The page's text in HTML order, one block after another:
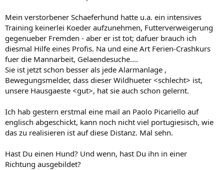
Mein verstorbener Schaeferhund hatte u.a. ein intensives
Training keinerlei Koeder aufzunehmen, Futterverweigerung
gegenueber Fremden - aber er ist tot; dafuer brauch ich
diesmal Hilfe eines Profis. Na und eine Art Ferien-Crashkurs
fuer die Mannarbeit, Gelaendesuche....
Sie ist jetzt schon besser als jede Alarmanlage ,
Bewegungsmelder, dass dieser Wildhueter <schlecht> ist,
unsere Hausgaeste <gut>, hat sie auch schon gelernt.
Ich hab gestern erstmal eine mail an Paolo Picariello auf
englisch abgeschickt, kann noch nicht viel portugiesisch, wie
das zu realisieren ist auf diese Distanz. Mal sehn.
Hast Du einen Hund? Und wenn, hast Du ihn in einer
Richtung ausgebildet?